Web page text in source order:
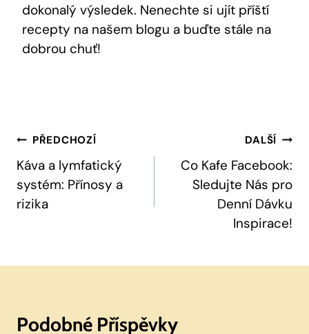
dokonalý výsledek. ​Nenechte si​ ujít ⁢příští
recepty na našem blogu a buďte stále na
dobrou‍ chuť!
Navigace
Pro
Příspěvek
PŘEDCHOZÍ
Káva a lymfatický
systém: Přínosy a
rizika
DALŠÍ
Co Kafe Facebook:
Sledujte Nás pro
Denní Dávku
Inspirace!
Podobné Příspěvky